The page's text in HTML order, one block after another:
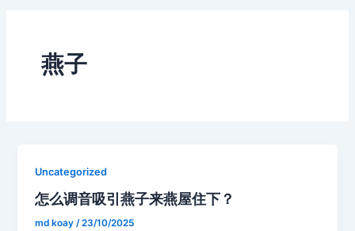
燕子
Uncategorized
怎么调音吸引燕子来燕屋住下？
md koay/23/10/2025